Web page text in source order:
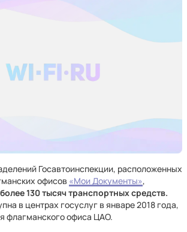
Госавтоинспекции, расположенных
офисов «Мои Документы»,
более 130 тысяч транспортных средств.
в центрах госуслуг в январе 2018 года,
флагманского офиса ЦАО.